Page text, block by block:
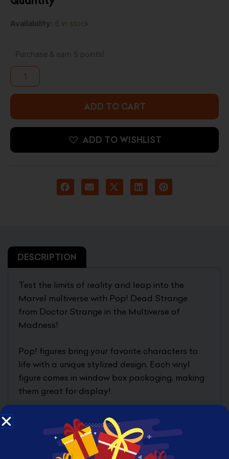
Availability: 6 in stock
Purchase & earn 5 points!
Pop!
Multiverse
of
Madness
Dead
ADD TO CART
ADD TO WISHLIST
DESCRIPTION
Test the limits of reality and leap into the
Marvel multiverse with Pop! Dead Strange
from Doctor Strange in the Multiverse of
Madness!
Pop! figures bring your favorite characters to
life with a unique stylized design. Each vinyl
figure comes in window box packaging, making
them great for display!
PRODUCT FEATURES
Approx. 4.92 inches (12.5cm)
Made of vinyl